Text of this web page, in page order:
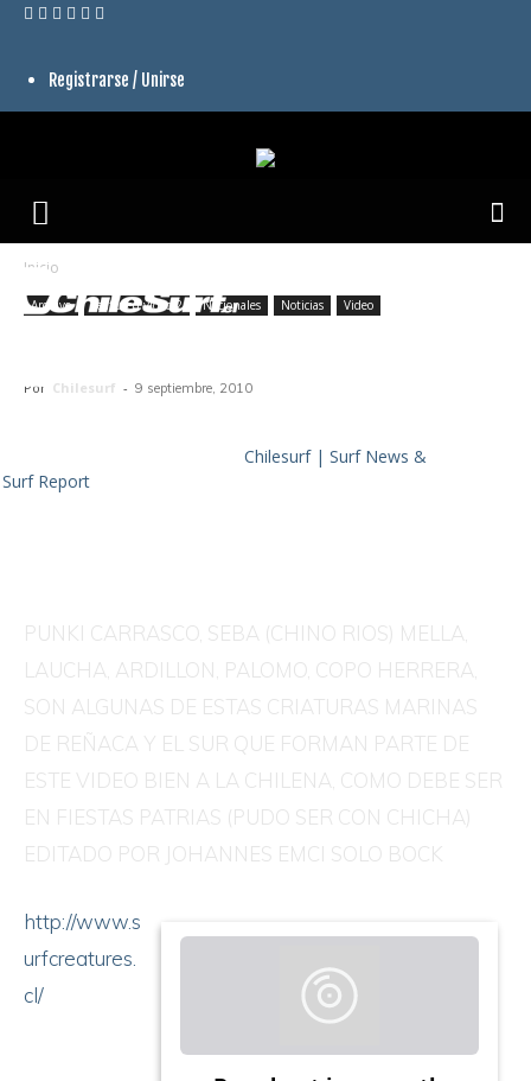
Registrarse / Unirse
Chilesurf | Surf News &
Surf Report
Inicio
Archivo Featured video 2 Nacionales Noticias Video
Por Chilesurf - 9 septiembre, 2010
PUNKI CARRASCO, SEBA (CHINO RIOS) MELLA,
LAUCHA, ARDILLON, PALOMO, COPO HERRERA,
SON ALGUNAS DE ESTAS CRIATURAS MARINAS
DE REÑACA Y EL SUR QUE FORMAN PARTE DE
ESTE VIDEO BIEN A LA CHILENA, COMO DEBE SER
EN FIESTAS PATRIAS (PUDO SER CON CHICHA)
EDITADO POR JOHANNES EMCI SOLO BOCK
http://www.s
urfcreatures.
cl/